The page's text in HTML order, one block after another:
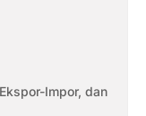
Impor, dan